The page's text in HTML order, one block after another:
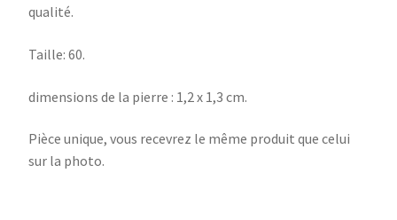
qualité.
Taille: 60.
dimensions de la pierre : 1,2 x 1,3 cm.
Pièce unique, vous recevrez le même produit que celui
sur la photo.